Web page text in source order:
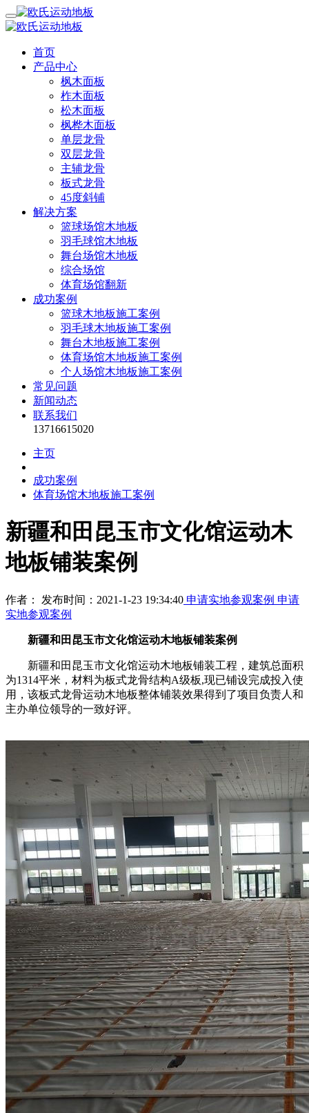
首页
产品中心
枫木面板
柞木面板
松木面板
枫桦木面板
单层龙骨
双层龙骨
主辅龙骨
板式龙骨
45度斜铺
解决方案
篮球场馆木地板
羽毛球馆木地板
舞台场馆木地板
综合场馆
体育场馆翻新
成功案例
篮球木地板施工案例
羽毛球木地板施工案例
舞台木地板施工案例
体育场馆木地板施工案例
个人场馆木地板施工案例
常见问题
新闻动态
联系我们
13716615020
主页
成功案例
体育场馆木地板施工案例
新疆和田昆玉市文化馆运动木
地板铺装案例
作者： 发布时间：2021-1-23 19:34:40 申请实地参观案例 申请
实地参观案例
新疆和田昆玉市文化馆运动木地板铺装案例
新疆和田昆玉市文化馆运动木地板铺装工程，建筑总面积
为1314平米，材料为板式龙骨结构A级板,现已铺设完成投入使
用，该板式龙骨运动木地板整体铺装效果得到了项目负责人和
主办单位领导的一致好评。